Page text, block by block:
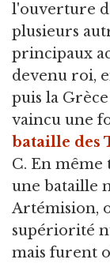
l'ouverture
plusieurs
principaux
devenu roi,
puis la
vaincu une
bataille des
C. En même
une bataille
Artémision,
supériorité
mais furent